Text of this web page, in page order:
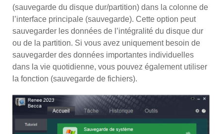
(sauvegarde du disque dur/partition) dans la colonne de
l’interface principale (sauvegarde). Cette option peut
sauvegarder les données de l’intégralité du disque dur
ou de la partition. Si vous avez uniquement besoin de
sauvegarder des données importantes individuelles
dans la vie quotidienne, vous pouvez également utiliser
la fonction (sauvegarde de fichiers).